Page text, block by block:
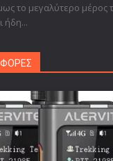
το μεγαλύτερο μέρος
ήδη...